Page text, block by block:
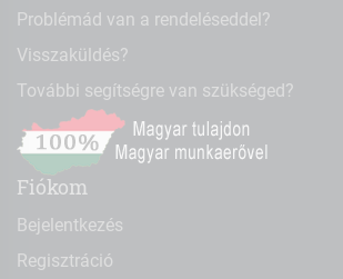
Problémád van a rendeléseddel?
Visszaküldés?
További segítségre van szükséged?
Fiókom
Bejelentkezés
Regisztráció